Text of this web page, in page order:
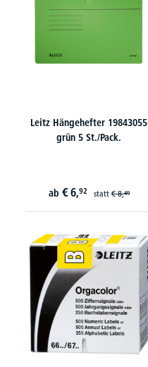
Leitz Hängehefter 19843055
grün 5 St./Pack.
ab € 6,92 statt€ 8,49